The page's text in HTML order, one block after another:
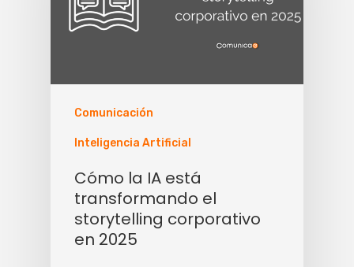
Comunicación
Inteligencia Artificial
Cómo la IA está
transformando el
storytelling corporativo
en 2025